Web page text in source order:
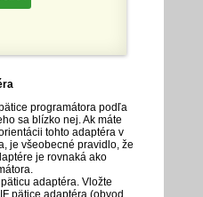
programátora podľa
sa blízko nej. Ak máte
tohto adaptéra v
je všeobecné pravidlo, že
je rovnaká ako
adaptéra. Vložte
pätice adaptéra (obvod